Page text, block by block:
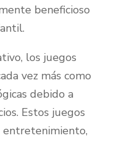
beneficioso
los juegos
vez más como
debido a
Estos juegos
entretenimiento,